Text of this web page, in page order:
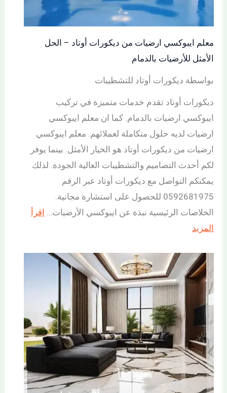
معلم ايبوكسي ارضيات من ديكورات أوتاد – الحل
الأمثل للأرضيات بالدمام
بواسطة ديكورات أوتاد للتشطيبات
ديكورات أوتاد تقدم خدمات متميزة في تركيب
ايبوكسي ارضيات بالدمام. كما ان معلم ايبوكسي
ارضيات لديه حلول متكاملة لعملائهم. معلم ايبوكسي
ارضيات من ديكورات أوتاد هو الخيار الأمثل. بينما يوفر
لكم أحدث التصاميم والتشطيبات العالية الجودة. لذلك
يمكنكم التواصل مع ديكورات أوتاد عبر الرقم
0592681975 للحصول على استشارة مجانية.
الخلاصات الرئيسية نبذة عن ايبوكسي الأرضيات… اقرأ
المزيد